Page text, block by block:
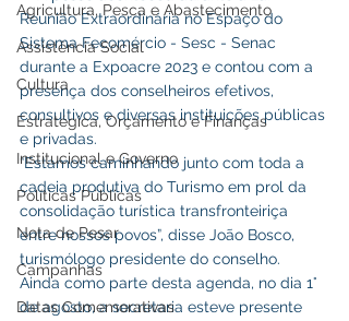
Agricultura, Pesca e Abastecimento
Assistência Social
Cultura
Estratégica, Orçamento e Finanças
Institucional e Governo
Políticas Públicas
Nota de Pesar
Campanhas
Datas Comemorativas
Reunião Extraordinária no Espaço do
Sistema Fecomércio - Sesc - Senac
durante a Expoacre 2023 e contou com a
presença dos conselheiros efetivos,
consultivos e diversas instituições públicas
e privadas.
“Estamos caminhando junto com toda a
cadeia produtiva do Turismo em prol da
consolidação turística transfronteiriça
entre nossos povos”, disse João Bosco,
turismólogo presidente do conselho.
Ainda como parte desta agenda, no dia 1°
de agosto, a secretaria esteve presente